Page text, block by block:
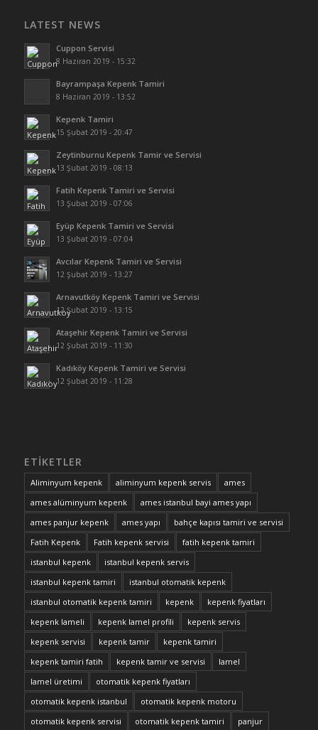
LATEST NEWS
Cuppon Servisi
8 Haziran 2019 - 15:32
Bayrampaşa Kepenk Tamiri
8 Haziran 2019 - 13:52
Kepenk Tamiri
15 Şubat 2019 - 20:47
Zeytinburnu Kepenk Tamir ve Servisi
13 Şubat 2019 - 08:13
Fatih Kepenk Tamiri ve Servisi
13 Şubat 2019 - 07:06
Eyüp Kepenk Tamiri ve Servisi
13 Şubat 2019 - 07:04
Avcılar Kepenk Tamiri ve Servisi
12 Şubat 2019 - 13:27
Arnavutköy Kepenk Tamiri ve Servisi
12 Şubat 2019 - 13:15
Ataşehir Kepenk Tamiri ve Servisi
12 Şubat 2019 - 11:30
Kadıköy Kepenk Tamiri ve Servisi
12 Şubat 2019 - 11:28
ETIKETLER
Aliminyum kepenk aliminyum kepenk servis
ames
ames alüminyum kepenk
ames istanbul bayi ames yapı
ames panjur kepenk
ames yapı
bahçe kapısı tamiri ve servisi
Fatih Kepenk
Fatih kepenk servisi
fatih kepenk tamiri
istanbul kepenk
istanbul kepenk servis
istanbul kepenk tamiri
istanbul otomatik kepenk
istanbul otomatik kepenk tamiri
kepenk
kepenk fiyatları
kepenk lameli
kepenk lamel profili
kepenk servis
kepenk servisi
kepenk tamir
kepenk tamiri
kepenk tamiri fatih
kepenk tamir ve servisi
lamel
lamel üretimi
otomatik kepenk fiyatları
otomatik kepenk istanbul
otomatik kepenk motoru
otomatik kepenk servisi
otomatik kepenk tamiri panjur